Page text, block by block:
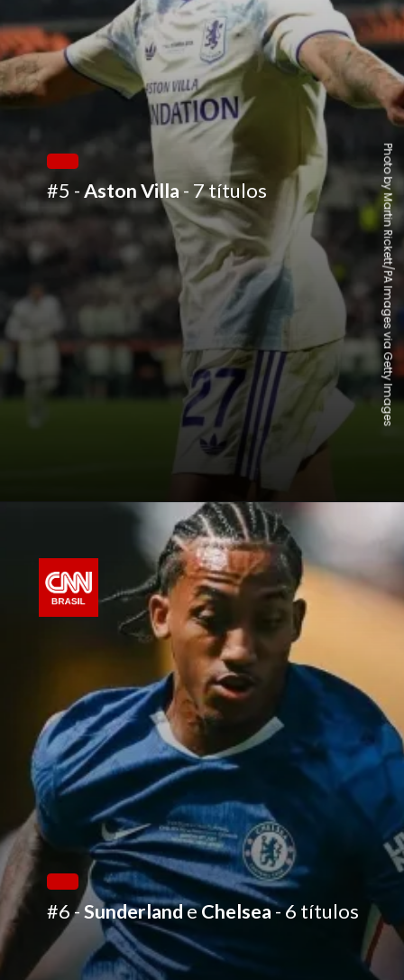
#5 -Aston Villa- 7 títulos Photo by Martin Rickett/PA Images via Getty Images
#6 -SunderlandeChelsea- 6 títulos